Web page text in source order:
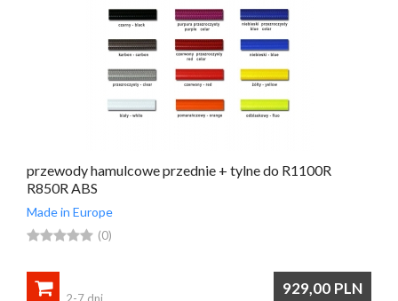
przewody hamulcowe przednie + tylne do R1100R
R850R ABS
Made in Europe
 (0)
929,00 PLN
